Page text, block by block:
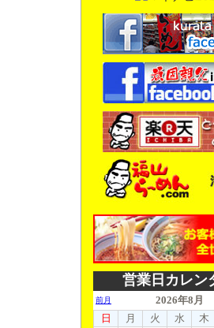
営業日カレン